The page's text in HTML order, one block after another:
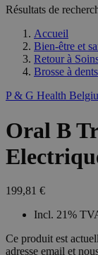
Résultats de
Accueil
Bien-être et
Retour à
Brosse à dents
P & G Health
Oral B
199,81 €
Incl. 21%
Ce produit est
adresse email et